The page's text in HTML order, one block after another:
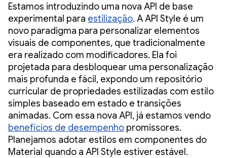
Estamos introduzindo uma nova API de base
experimental para estilização. A API Style é um
novo paradigma para personalizar elementos
visuais de componentes, que tradicionalmente
era realizado com modificadores. Ela foi
projetada para desbloquear uma personalização
mais profunda e fácil, expondo um repositório
curricular de propriedades estilizadas com estilo
simples baseado em estado e transições
animadas. Com essa nova API, já estamos vendo
benefícios de desempenho promissores.
Planejamos adotar estilos em componentes do
Material quando a API Style estiver estável.